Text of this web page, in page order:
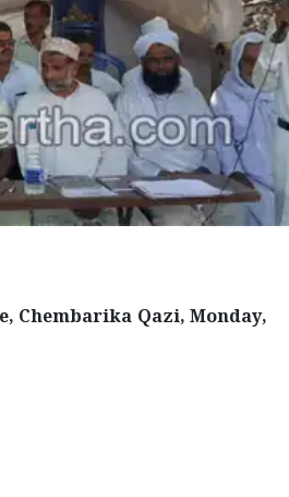
Chembarika Qazi, Monday,